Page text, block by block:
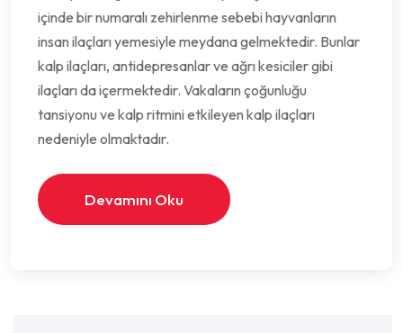
içinde bir numaralı zehirlenme sebebi hayvanların
insan ilaçları yemesiyle meydana gelmektedir. Bunlar
kalp ilaçları, antidepresanlar ve ağrı kesiciler gibi
ilaçları da içermektedir. Vakaların çoğunluğu
tansiyonu ve kalp ritmini etkileyen kalp ilaçları
nedeniyle olmaktadır.
Devamını Oku